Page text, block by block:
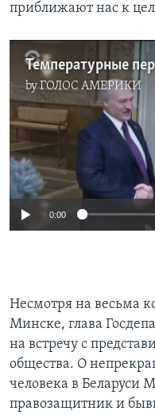
приближают нас к
byГОЛОС АМЕРИКИ
No media
0:00
Несмотря на весьма
Минске, глава
на встречу с
общества. О
человека в Беларуси
правозащитник и